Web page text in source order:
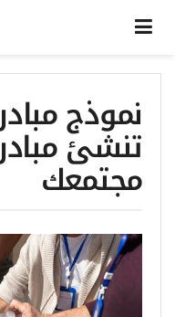
نموذج
تنشئ
مجتمعك